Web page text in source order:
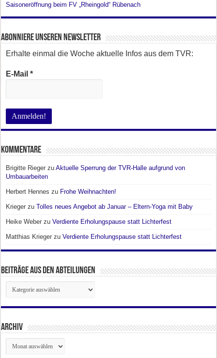
Saisoneröffnung beim FV „Rheingold“ Rübenach
Abonniere unseren Newsletter
Erhalte einmal die Woche aktuelle Infos aus dem TVR:
E-Mail*
Kommentare
Brigitte Rieger zuAktuelle Sperrung der TVR-Halle aufgrund von
Umbauarbeiten
Herbert Hennes zu Frohe Weihnachten!
Krieger zuTolles neues Angebot ab Januar – Eltern-Yoga mit Baby
Heike Weber zuVerdiente Erholungspause statt Lichterfest
Matthias Krieger zuVerdiente Erholungspause statt Lichterfest
Beiträge aus den Abteilungen
Beiträge
aus
den
Abteilungen
Archiv
Archiv